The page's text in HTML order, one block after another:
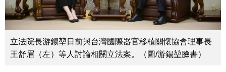
立法院長游錫堃日前與台灣國際器官移植關懷協會理事長
王舒眉（左）等人討論相關立法案。（圖/游錫堃臉書）